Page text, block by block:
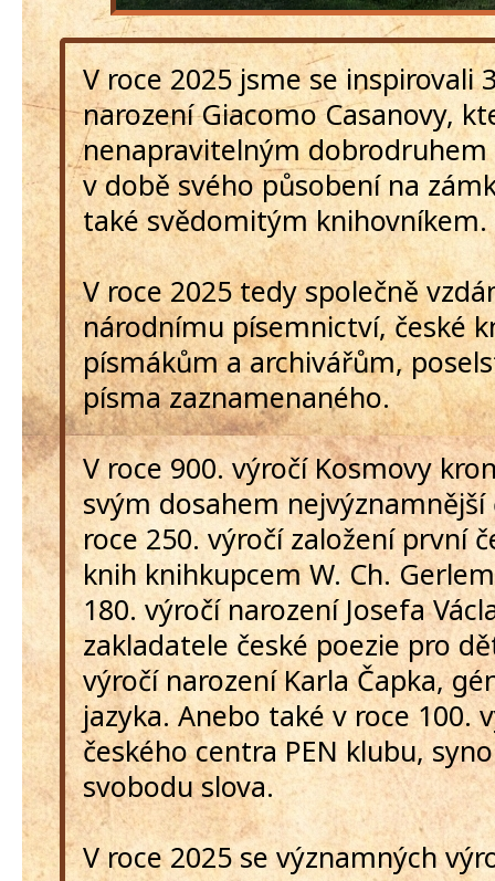
V roce 2025 jsme se inspirovali
narození Giacomo Casanovy,
nenapravitelným dobrodruhem
v době svého působení na
také svědomitým knihovníkem.
V roce 2025 tedy společně
národnímu písemnictví, české
písmákům a archivářům,
písma zaznamenaného.
V roce 900. výročí Kosmovy
svým dosahem nejvýznamnější
roce 250. výročí založení první
knih knihkupcem W. Ch.
180. výročí narození Josefa
zakladatele české poezie pro
výročí narození Karla Čapka,
jazyka. Anebo také v roce 100.
českého centra PEN klubu,
svobodu slova.
V roce 2025 se významných